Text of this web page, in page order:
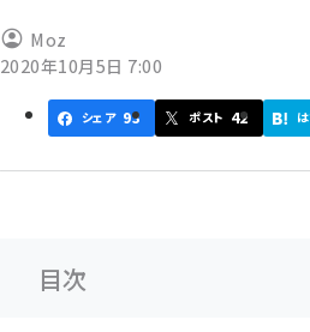
Moz
2020年10月5日 7:00
シェア 93 ポスト 42
目次